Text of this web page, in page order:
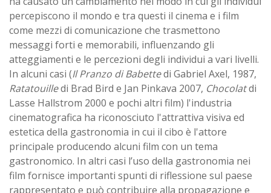
percepiscono il mondo e tra questi il cinema e i film
come mezzi di comunicazione che trasmettono
messaggi forti e memorabili, influenzando gli
atteggiamenti e le percezioni degli individui a vari livelli.
In alcuni casi (Il Pranzo di Babettedi Gabriel Axel, 1987,
Ratatouilledi Brad Bird e Jan Pinkava 2007, Chocolatdi
Lasse Hallstrom 2000 e pochi altri film) l'industria
cinematografica ha riconosciuto l'attrattiva visiva ed
estetica della gastronomia in cui il cibo è l'attore
principale producendo alcuni film con un tema
gastronomico. In altri casi l’uso della gastronomia nei
film fornisce importanti spunti di riflessione sul paese
rappresentato e può contribuire alla propagazione e